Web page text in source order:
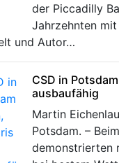
der Piccadilly
Jahrzehnten
und Autor…
CSD in
ausbaufähig
Martin
Potsdam. –
demonstrierten